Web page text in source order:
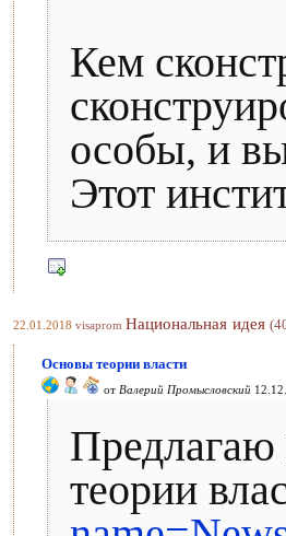
Кем
особы, и
Этот
22.01.2018 visaprom Национальная идея
Основы теории власти
от Валерий Промысловский
теории